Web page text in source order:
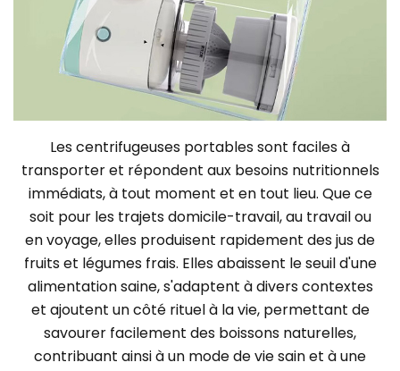
Les centrifugeuses portables sont faciles à
transporter et répondent aux besoins nutritionnels
immédiats, à tout moment et en tout lieu. Que ce
soit pour les trajets domicile-travail, au travail ou
en voyage, elles produisent rapidement des jus de
fruits et légumes frais. Elles abaissent le seuil d'une
alimentation saine, s'adaptent à divers contextes
et ajoutent un côté rituel à la vie, permettant de
savourer facilement des boissons naturelles,
contribuant ainsi à un mode de vie sain et à une